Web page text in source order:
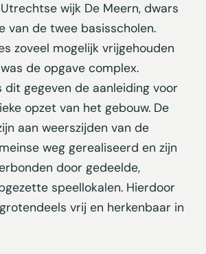
wijk De Meern, dwars
van de twee basisscholen.
zoveel mogelijk vrijgehouden
de opgave complex.
dit gegeven de aanleiding voor
opzet van het gebouw. De
aan weerszijden van de
weg gerealiseerd en zijn
door gedeelde,
speellokalen. Hierdoor
vrij en herkenbaar in